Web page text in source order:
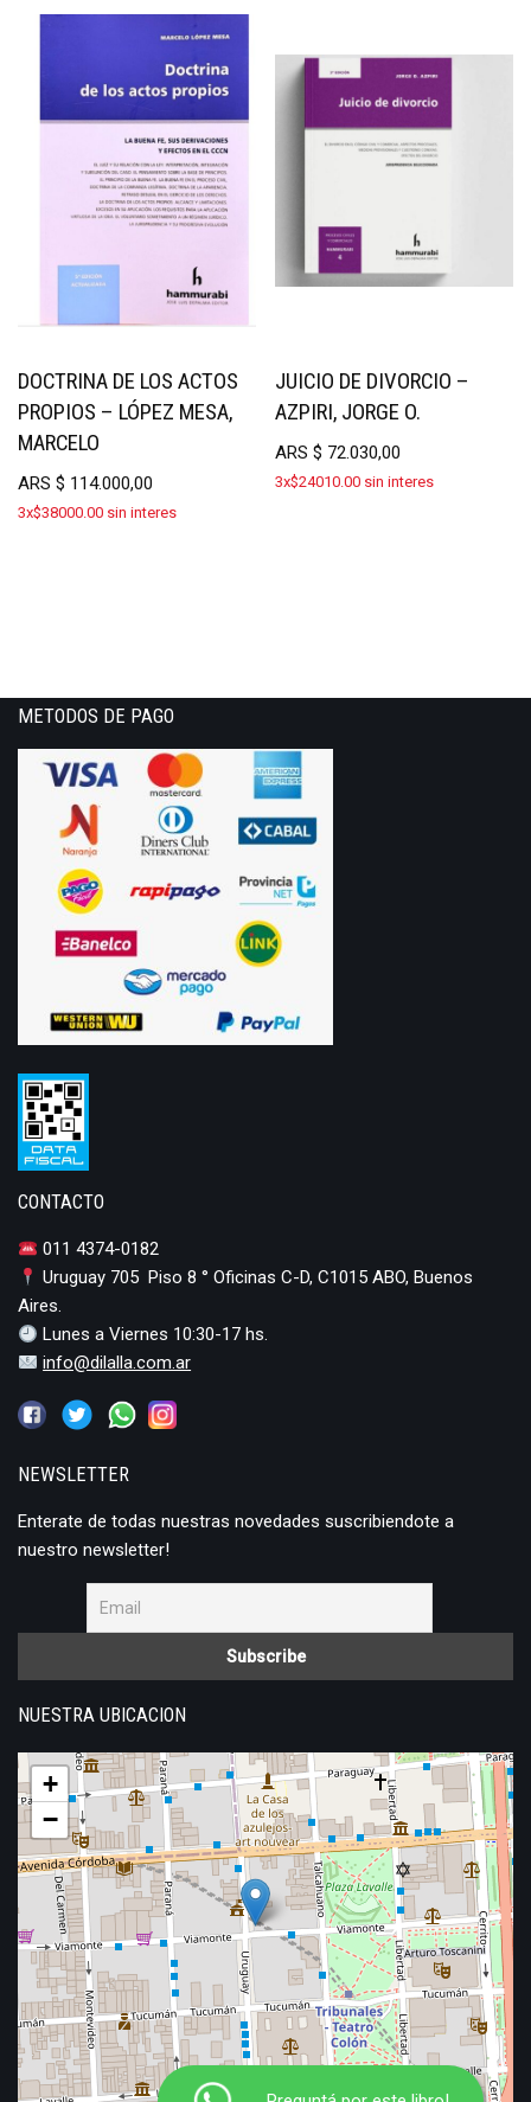
DOCTRINA DE LOS ACTOS
PROPIOS – LÓPEZ MESA,
MARCELO
ARS $ 114.000,00
3x$38000.00 sin interes
JUICIO DE DIVORCIO –
AZPIRI, JORGE O.
ARS$ 72.030,00
3x$24010.00 sin interes
METODOS DE PAGO
CONTACTO
011 4374-0182
Uruguay 705 Piso 8 ° Oficinas C-D, C1015 ABO, Buenos
Aires.
Lunes a Viernes 10:30-17 hs.
info@dilalla.com.ar
NEWSLETTER
Enterate de todas nuestras novedades suscribiendote a
nuestro newsletter!
NUESTRA UBICACION
+
−